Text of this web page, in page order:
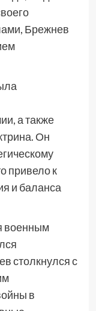
Брежнев
а также
Он
привело к
и баланса
военным
столкнулся с
в